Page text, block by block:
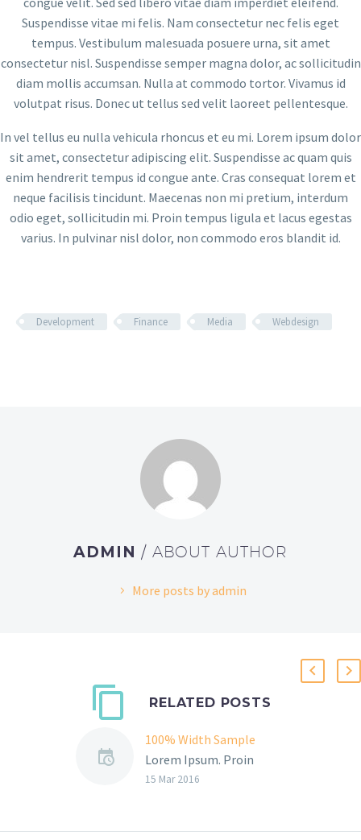
Suspendisse vitae mi felis. Nam consectetur nec felis eget
tempus. Vestibulum malesuada posuere urna, sit amet
consectetur nisl. Suspendisse semper magna dolor, ac sollicitudin
diam mollis accumsan. Nulla at commodo tortor. Vivamus id
volutpat risus. Donec ut tellus sed velit laoreet pellentesque.
In vel tellus eu nulla vehicula rhoncus et eu mi. Lorem ipsum dolor
sit amet, consectetur adipiscing elit. Suspendisse ac quam quis
enim hendrerit tempus id congue ante. Cras consequat lorem et
neque facilisis tincidunt. Maecenas non mi pretium, interdum
odio eget, sollicitudin mi. Proin tempus ligula et lacus egestas
varius. In pulvinar nisl dolor, non commodo eros blandit id.
Development Finance Media Webdesign
ADMIN / ABOUT AUTHOR
More posts by admin
RELATED POSTS
100% Width Sample
Lorem Ipsum. Proin
gravida nibh vel velit
15 Mar 2016